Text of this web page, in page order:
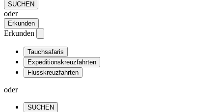
SUCHEN
oder
Erkunden
Erkunden
Tauchsafaris
Expeditionskreuzfahrten
Flusskreuzfahrten
oder
SUCHEN